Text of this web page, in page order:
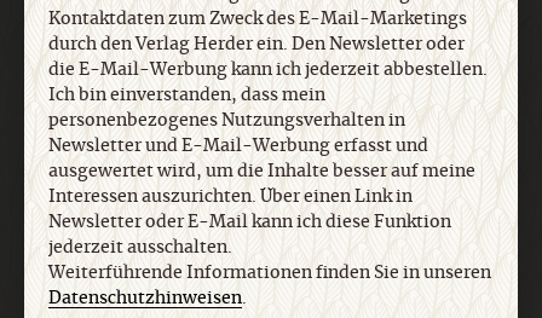
Newsletter und E-Mail-Werbung erfasst und
ausgewertet wird, um die Inhalte besser auf meine
Interessen auszurichten. Über einen Link in
Newsletter oder E-Mail kann ich diese Funktion
jederzeit ausschalten. Weiterführende
Informationen finden Sie in unseren
Datenschutzhinweisen
E-Mail
Kontaktdaten zum Zweck des E-Mail-Marketings
durch den Verlag Herder ein. Den Newsletter oder
die E-Mail-Werbung kann ich jederzeit abbestellen.
Ich bin einverstanden, dass mein
personenbezogenes Nutzungsverhalten in
Newsletter und E-Mail-Werbung erfasst und
ausgewertet wird, um die Inhalte besser auf meine
Interessen auszurichten. Über einen Link in
Newsletter oder E-Mail kann ich diese Funktion
jederzeit ausschalten.
Weiterführende Informationen finden Sie in unseren
Datenschutzhinweisen.